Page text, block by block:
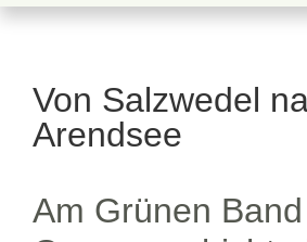
Von Salzwedel
Arendsee
Am Grünen Band